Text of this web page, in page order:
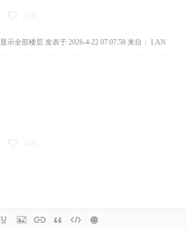
显示全部楼层 发表于 2026-4-22 07:07:58 来自： LAN